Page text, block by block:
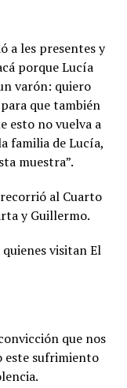
a les presentes y
porque Lucía
varón: quiero
que también
esto no vuelva a
familia de Lucía,
muestra”.
al Cuarto
y Guillermo.
visitan El
que nos
este sufrimiento